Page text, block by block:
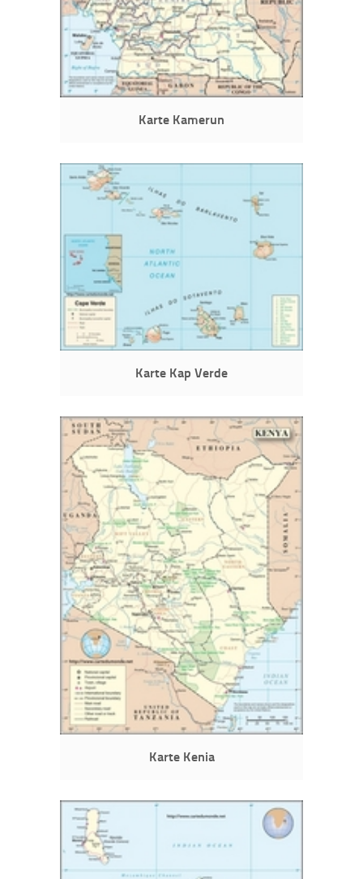
Karte Kamerun
Karte Kap Verde
Karte Kenia